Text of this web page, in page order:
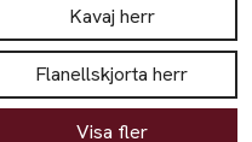
Kavaj herr
Flanellskjorta herr
Visa fler